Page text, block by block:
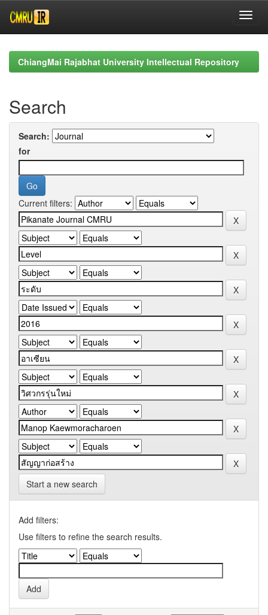
navigationChiangMai Rajabhat University Intellectual Repository
Search
Search:
for
Current filters:
Start a new search
Add filters:
Use filters to refine the search results.